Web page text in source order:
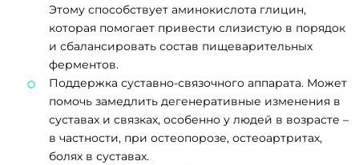
Этому способствует аминокислота глицин,
которая помогает привести слизистую в порядок
и сбалансировать состав пищеварительных
ферментов.
Поддержка суставно-связочного аппарата. Может
помочь замедлить дегенеративные изменения в
суставах и связках, особенно у людей в возрасте –
в частности, при остеопорозе, остеоартритах,
болях в суставах.